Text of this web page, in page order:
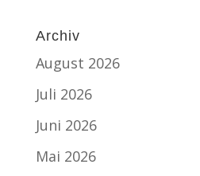
Archiv
August 2026
Juli 2026
Juni 2026
Mai 2026